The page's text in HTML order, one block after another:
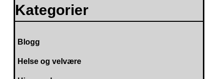
Kategorier
Blogg
Helse og velvære